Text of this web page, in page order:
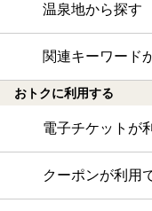
温泉地から探す
関連キーワード
おトクに利用する
電子チケットが
クーポンが利用